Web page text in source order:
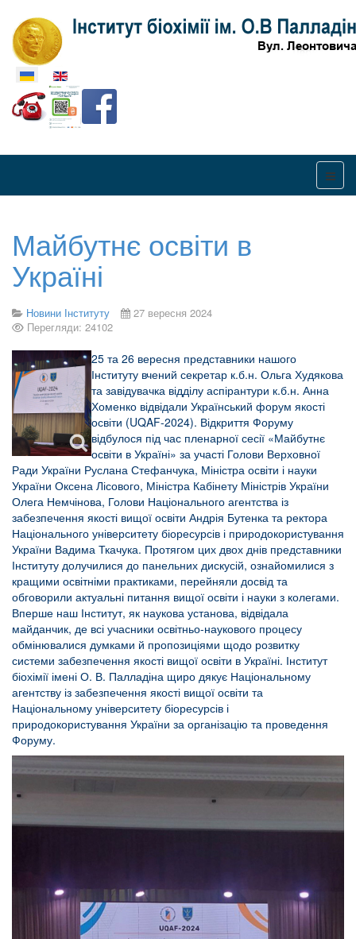
Оберіть свою мову
Майбутнє освіти в
Україні
Новини Інституту
27 вересня 2024
Перегляди: 24102
25 та 26 вересня представники нашого
Інституту вчений секретар к.б.н. Ольга Худякова
та завідувачка відділу аспірантури к.б.н. Анна
Хоменко відвідали Український форум якості
освіти (UQAF-2024). Відкриття Форуму
відбулося під час пленарної сесії «Майбутнє
освіти в Україні» за участі Голови Верховної
Ради України Руслана Стефанчука, Міністра освіти і науки
України Оксена Лісового, Міністра Кабінету Міністрів України
Олега Немчінова, Голови Національного агентства із
забезпечення якості вищої освіти Андрія Бутенка та ректора
Національного університету біоресурсів і природокористування
України Вадима Ткачука. Протягом цих двох днів представники
Інституту долучилися до панельних дискусій, ознайомилися з
кращими освітніми практиками, перейняли досвід та
обговорили актуальні питання вищої освіти і науки з колегами.
Вперше наш Інститут, як наукова установа, відвідала
майданчик, де всі учасники освітньо-наукового процесу
обмінювалися думками й пропозиціями щодо розвитку
системи забезпечення якості вищої освіти в Україні. Інститут
біохімії імені О. В. Палладіна щиро дякує Національному
агентству із забезпечення якості вищої освіти та
Національному університету біоресурсів і
природокористування України за організацію та проведення
Форуму.